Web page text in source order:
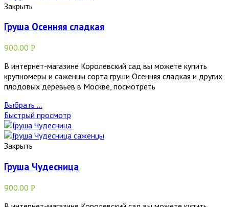
Закрыть
Груша Осенняя сладкая
900.00 Р
В интернет-магазине Королевский сад вы можете купить
крупномеры и саженцы сорта груши Осенняя сладкая и других
плодовых деревьев в Москве, посмотреть
Выбрать ...
Быстрый просмотр
Закрыть
Груша Чудесница
900.00 Р